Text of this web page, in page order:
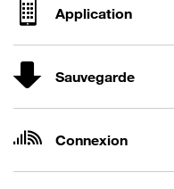
Application
Sauvegarde
Connexion